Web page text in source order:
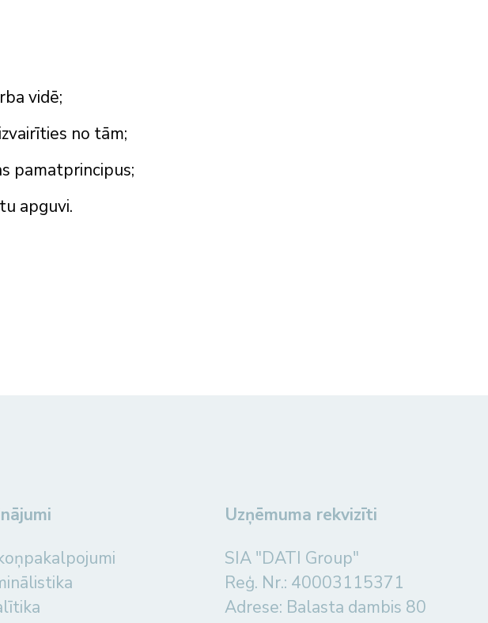
vidē;
no tām;
pamatprincipus;
apguvi.
Uzņēmuma rekvizīti
SIA "DATI Group"
Reģ. Nr.: 40003115371
Adrese: Balasta dambis 80